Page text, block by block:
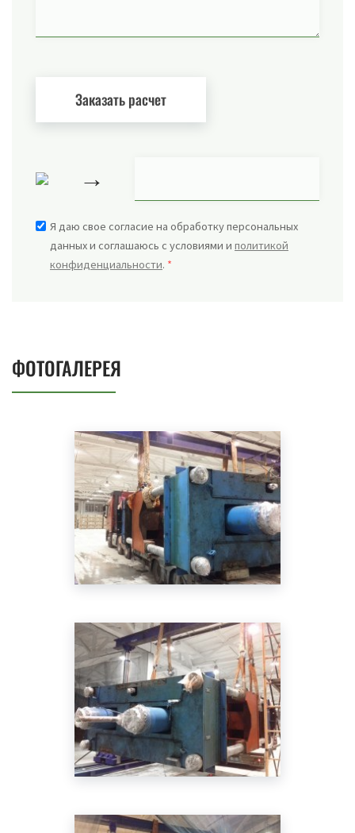
→
Я даю свое согласие на обработку персональных
данных и соглашаюсь с условиями и политикой
конфиденциальности. *
ФОТОГАЛЕРЕЯ